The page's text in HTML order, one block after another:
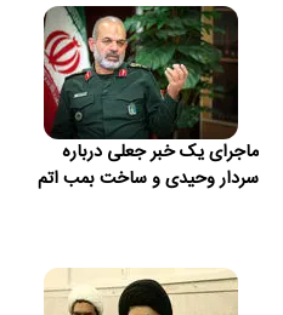
ماجرای یک خبر جعلی درباره
سردار وحیدی و ساخت بمب اتم